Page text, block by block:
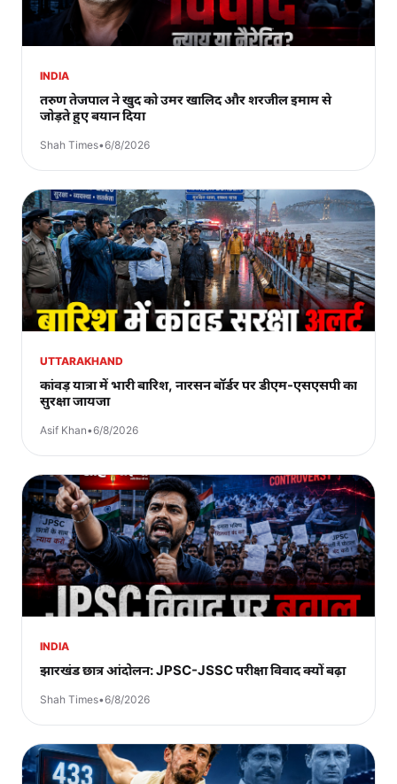
INDIA
तरुण तेजपाल ने खुद को उमर खालिद और शरजील इमाम से
जोड़ते हुए बयान दिया
Shah Times•6/8/2026
UTTARAKHAND
कांवड़ यात्रा में भारी बारिश, नारसन बॉर्डर पर डीएम-एसएसपी का
सुरक्षा जायजा
Asif Khan•6/8/2026
INDIA
झारखंड छात्र आंदोलन: JPSC-JSSC परीक्षा विवाद क्यों बढ़ा
Shah Times•6/8/2026